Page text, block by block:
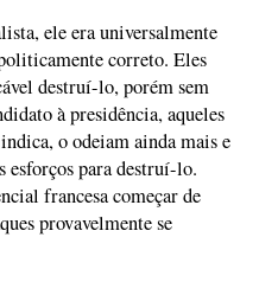
ele era universalmente
correto. Eles
destruí-lo, porém sem
à presidência, aqueles
o odeiam ainda mais e
esforços para destruí-lo.
francesa começar de
provavelmente se